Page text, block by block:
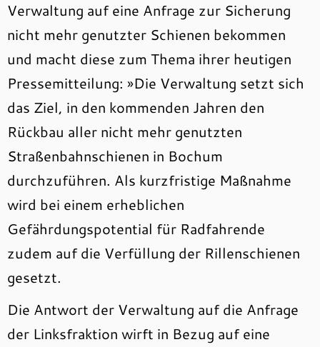
Verwaltung auf eine Anfrage zur Sicherung
nicht mehr genutzter Schienen bekommen
und macht diese zum Thema ihrer heutigen
Pressemitteilung: »Die Verwaltung setzt sich
das Ziel, in den kommenden Jahren den
Rückbau aller nicht mehr genutzten
Straßenbahnschienen in Bochum
durchzuführen. Als kurzfristige Maßnahme
wird bei einem erheblichen
Gefährdungspotential für Radfahrende
zudem auf die Verfüllung der Rillenschienen
gesetzt.
Die Antwort der Verwaltung auf die Anfrage
der Linksfraktion wirft in Bezug auf eine